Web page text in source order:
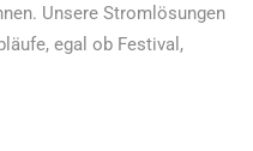
Unsere Stromlösungen
egal ob Festival,